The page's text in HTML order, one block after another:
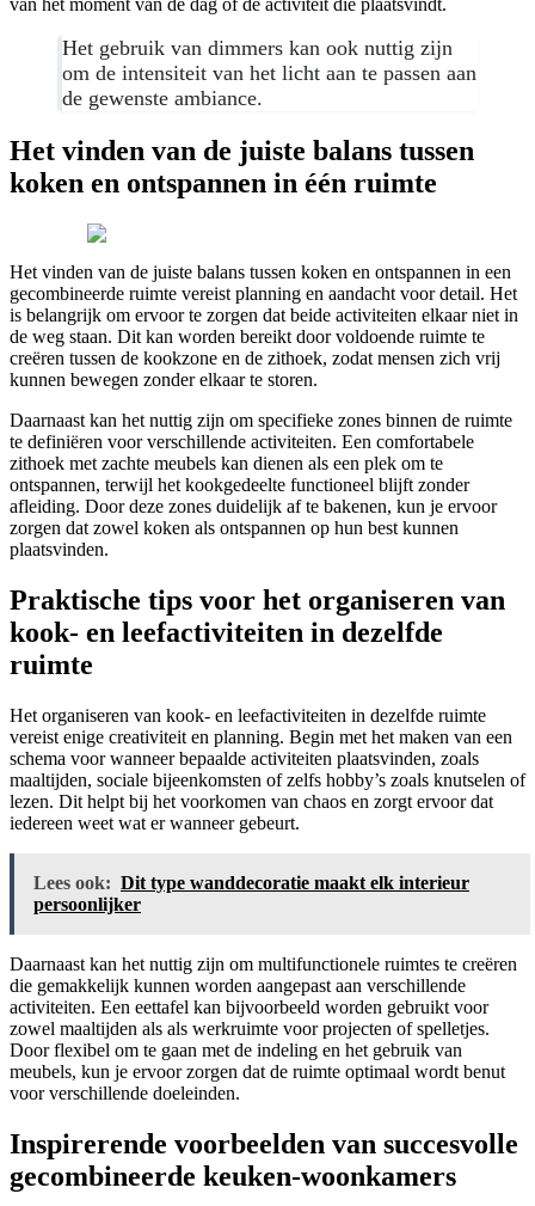
Het gebruik van dimmers kan ook nuttig zijn
om de intensiteit van het licht aan te passen aan
de gewenste ambiance.
Het vinden van de juiste balans tussen
koken en ontspannen in één ruimte
Het vinden van de juiste balans tussen koken en ontspannen in een
gecombineerde ruimte vereist planning en aandacht voor detail. Het
is belangrijk om ervoor te zorgen dat beide activiteiten elkaar niet in
de weg staan. Dit kan worden bereikt door voldoende ruimte te
creëren tussen de kookzone en de zithoek, zodat mensen zich vrij
kunnen bewegen zonder elkaar te storen.
Daarnaast kan het nuttig zijn om specifieke zones binnen de ruimte
te definiëren voor verschillende activiteiten. Een comfortabele
zithoek met zachte meubels kan dienen als een plek om te
ontspannen, terwijl het kookgedeelte functioneel blijft zonder
afleiding. Door deze zones duidelijk af te bakenen, kun je ervoor
zorgen dat zowel koken als ontspannen op hun best kunnen
plaatsvinden.
Praktische tips voor het organiseren van
kook- en leefactiviteiten in dezelfde
ruimte
Het organiseren van kook- en leefactiviteiten in dezelfde ruimte
vereist enige creativiteit en planning. Begin met het maken van een
schema voor wanneer bepaalde activiteiten plaatsvinden, zoals
maaltijden, sociale bijeenkomsten of zelfs hobby’s zoals knutselen of
lezen. Dit helpt bij het voorkomen van chaos en zorgt ervoor dat
iedereen weet wat er wanneer gebeurt.
Lees ook: Dit type wanddecoratie maakt elk interieur
persoonlijker
Daarnaast kan het nuttig zijn om multifunctionele ruimtes te creëren
die gemakkelijk kunnen worden aangepast aan verschillende
activiteiten. Een eettafel kan bijvoorbeeld worden gebruikt voor
zowel maaltijden als als werkruimte voor projecten of spelletjes.
Door flexibel om te gaan met de indeling en het gebruik van
meubels, kun je ervoor zorgen dat de ruimte optimaal wordt benut
voor verschillende doeleinden.
Inspirerende voorbeelden van succesvolle
gecombineerde keuken-woonkamers